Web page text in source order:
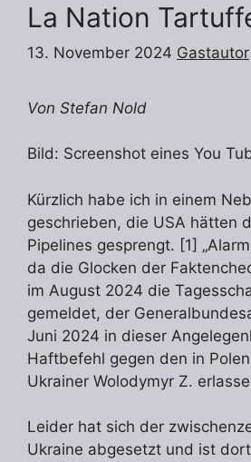
La Nation
13. November 2024 Gastautor
Von Stefan Nold
Bild: Screenshot eines You
Kürzlich habe ich in einem
geschrieben, die USA hätten
Pipelines gesprengt. [1]
da die Glocken der
im August 2024 die
gemeldet, der
Juni 2024 in dieser
Haftbefehl gegen den in
Ukrainer Wolodymyr Z.
Leider hat sich der
Ukraine abgesetzt und ist